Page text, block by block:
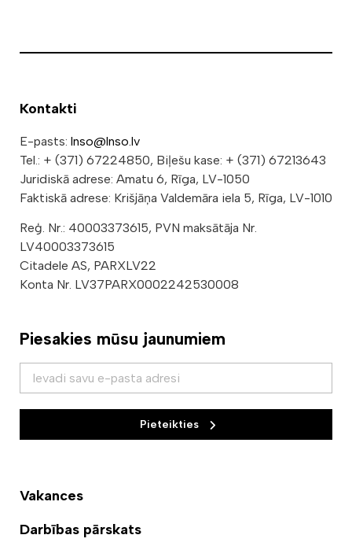
Kontakti
E-pasts: lnso@lnso.lv
Tel.: + (371) 67224850, Biļešu kase: + (371) 67213643
Juridiskā adrese: Amatu 6, Rīga, LV-1050
Faktiskā adrese: Krišjāņa Valdemāra iela 5, Rīga, LV-1010
Reģ. Nr.: 40003373615, PVN maksātāja Nr.
LV40003373615
Citadele AS, PARXLV22
Konta Nr. LV37PARX0002242530008
Piesakies mūsu jaunumiem
Pieteikties
Vakances
Darbības pārskats